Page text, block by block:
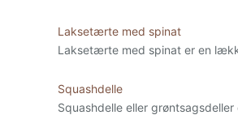
Laksetærte med spinat
Laksetærte med spinat er en
Squashdelle
Squashdelle eller grøntsagsdeller